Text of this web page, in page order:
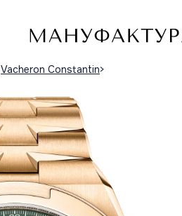
Vacheron Constantin